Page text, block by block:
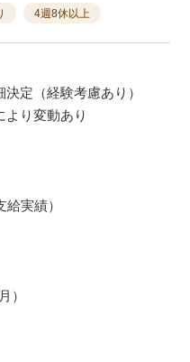
4週8休以上
定（経験考慮あり）
り変動あり
実績）
）